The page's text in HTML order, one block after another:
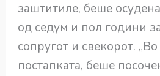
заштитиле, беше
од седум и пол години
сопругот и свекорот.
постапката, беше